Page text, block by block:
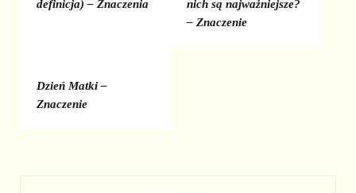
definicja) – Znaczenia
nich są najważniejsze?
– Znaczenie
Dzień Matki –
Znaczenie